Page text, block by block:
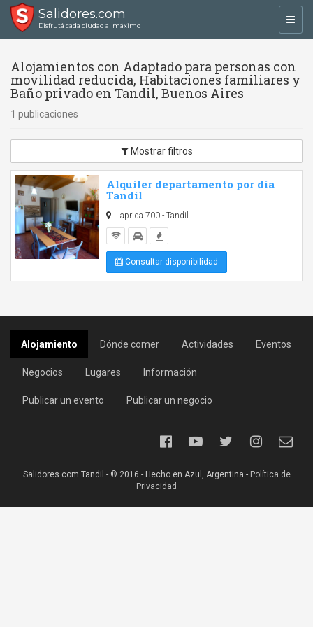
Salidores.com
Disfrutá cada ciudad al máximo
Alojamientos con Adaptado para personas con
movilidad reducida, Habitaciones familiares y
Baño privado en Tandil, Buenos Aires
1 publicaciones
Mostrar filtros
Alquiler departamento por dia
Tandil
Laprida 700 - Tandil
Consultar disponibilidad
Alojamiento Dónde comer Actividades Eventos
Negocios Lugares Información
Publicar un evento Publicar un negocio
Salidores.com Tandil - ® 2016 - Hecho en Azul, Argentina - Política de
Privacidad